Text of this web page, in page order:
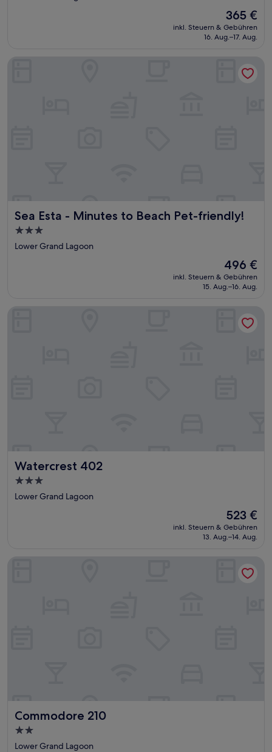
Der
Preis
beträgt
365 €
inkl. Steuern & Gebühren
16. Aug.–17. Aug.
Sea Esta - Minutes to Beach Pet-friendly!
Sea Esta - Minutes to Beach Pet-friendly!
3.0-
Sterne-
Lower Grand Lagoon
Der
Preis
beträgt
496 €
inkl. Steuern & Gebühren
15. Aug.–16. Aug.
Sea Esta - Minutes to Beach Pet-friendly!
Watercrest 402
Watercrest 402
3.0-
Sterne-
Lower Grand Lagoon
Der
Preis
beträgt
523 €
inkl. Steuern & Gebühren
13. Aug.–14. Aug.
Commodore 210
Commodore 210
2.0-
Sterne-
Lower Grand Lagoon
Commodore 210